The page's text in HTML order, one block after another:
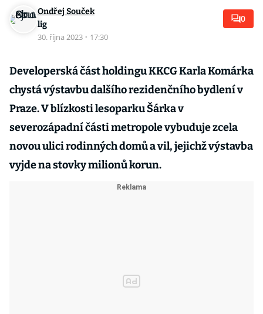
Ondřej Souček
lig
30. října 2023 · 17:30
0
Developerská část holdingu KKCG Karla Komárka
chystá výstavbu dalšího rezidenčního bydlení v
Praze. V blízkosti lesoparku Šárka v
severozápadní části metropole vybuduje zcela
novou ulici rodinných domů a vil, jejichž výstavba
vyjde na stovky milionů korun.